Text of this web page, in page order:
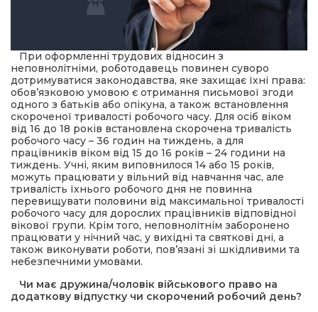
При оформленні трудових відносин з
неповнолітніми, роботодавець повинен суворо
дотримуватися законодавства, яке захищає їхні права:
обов’язковою умовою є отримання письмової згоди
одного з батьків або опікуна, а також встановлення
скороченої тривалості робочого часу. Для осіб віком
від 16 до 18 років встановлена скорочена тривалість
робочого часу – 36 годин на тиждень, а для
працівників віком від 15 до 16 років – 24 години на
тиждень. Учні, яким виповнилося 14 або 15 років,
можуть працювати у вільний від навчання час, але
тривалість їхнього робочого дня не повинна
перевищувати половини від максимальної тривалості
робочого часу для дорослих працівників відповідної
вікової групи. Крім того, неповнолітнім заборонено
працювати у нічний час, у вихідні та святкові дні, а
також виконувати роботи, пов’язані зі шкідливими та
небезпечними умовами.
Чи має дружина/чоловік військового право на
додаткову відпустку чи скорочений робочий день?